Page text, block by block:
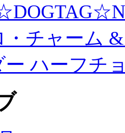
チャーム
ハーフチ